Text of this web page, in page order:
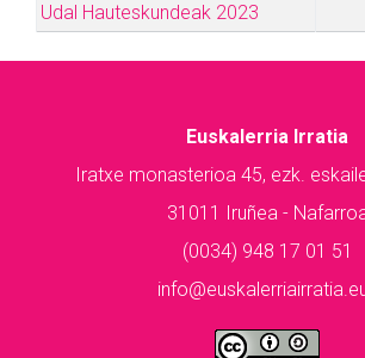
Udal Hauteskundeak 2023
Euskalerria Irratia
Iratxe monasterioa 45, ezk.
31011 Iruñea -
(0034) 948 17 01 51